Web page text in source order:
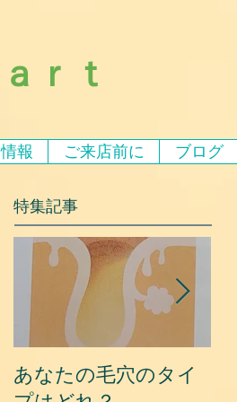
ｒｔ
報 ご来店前に ブログ
特集記事
あなたの毛穴のタイ